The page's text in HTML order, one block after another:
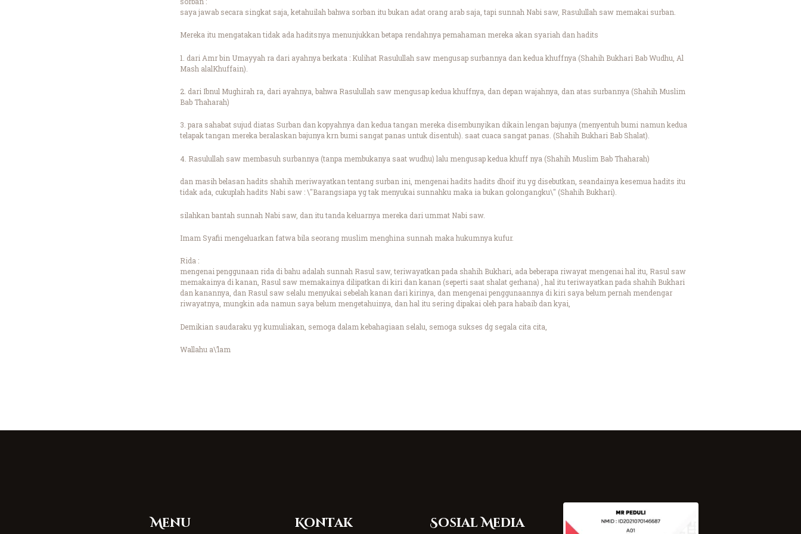
saya jawab secara singkat saja, ketahuilah bahwa sorban itu bukan adat orang arab saja, tapi sunnah Nabi saw, Rasulullah saw memakai surban.
Mereka itu mengatakan tidak ada haditsnya menunjukkan betapa rendahnya pemahaman mereka akan syariah dan hadits
1. dari Amr bin Umayyah ra dari ayahnya berkata : Kulihat Rasulullah saw mengusap surbannya dan kedua khuffnya (Shahih Bukhari Bab Wudhu, Al
Mash alalKhuffain).
2. dari Ibnul Mughirah ra, dari ayahnya, bahwa Rasulullah saw mengusap kedua khuffnya, dan depan wajahnya, dan atas surbannya (Shahih Muslim
Bab Thaharah)
3. para sahabat sujud diatas Surban dan kopyahnya dan kedua tangan mereka disembunyikan dikain lengan bajunya (menyentuh bumi namun kedua
telapak tangan mereka beralaskan bajunya krn bumi sangat panas untuk disentuh). saat cuaca sangat panas. (Shahih Bukhari Bab Shalat).
4. Rasulullah saw membasuh surbannya (tanpa membukanya saat wudhu) lalu mengusap kedua khuff nya (Shahih Muslim Bab Thaharah)
dan masih belasan hadits shahih meriwayatkan tentang surban ini, mengenai hadits hadits dhoif itu yg disebutkan, seandainya kesemua hadits itu
tidak ada, cukuplah hadits Nabi saw : \"Barangsiapa yg tak menyukai sunnahku maka ia bukan golongangku\" (Shahih Bukhari).
silahkan bantah sunnah Nabi saw, dan itu tanda keluarnya mereka dari ummat Nabi saw.
Imam Syafii mengeluarkan fatwa bila seorang muslim menghina sunnah maka hukumnya kufur.
Rida :
mengenai penggunaan rida di bahu adalah sunnah Rasul saw, teriwayatkan pada shahih Bukhari, ada beberapa riwayat mengenai hal itu, Rasul saw
memakainya di kanan, Rasul saw memakainya dilipatkan di kiri dan kanan (seperti saat shalat gerhana) , hal itu teriwayatkan pada shahih Bukhari
dan kanannya, dan Rasul saw selalu menyukai sebelah kanan dari kirinya, dan mengenai penggunaannya di kiri saya belum pernah mendengar
riwayatnya, mungkin ada namun saya belum mengetahuinya, dan hal itu sering dipakai oleh para habaib dan kyai,
Demikian saudaraku yg kumuliakan, semoga dalam kebahagiaan selalu, semoga sukses dg segala cita cita,
Wallahu a\’lam
Menu Kontak Sosial Media